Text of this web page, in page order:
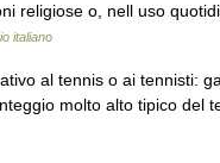
religiose o, nell uso
italiano
al tennis o ai tennisti:
molto alto tipico del